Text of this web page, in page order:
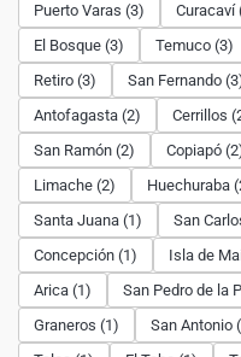
Puerto Varas (3)
Curacaví
El Bosque (3)
Temuco (3)
Retiro (3)
San Fernando
Antofagasta (2)
Cerrillos
San Ramón (2)
Copiapó
Limache (2)
Huechuraba
Santa Juana (1)
San
Concepción (1)
Isla de
Arica (1)
San Pedro de la
Graneros (1)
San Antonio